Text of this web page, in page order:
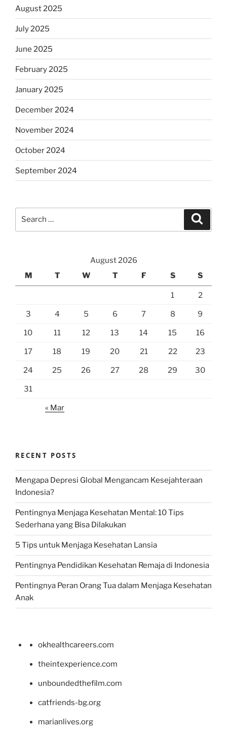
August 2025
July 2025
June 2025
February 2025
January 2025
December 2024
November 2024
October 2024
September 2024
August 2026
M
T W T F S S
1 2
3 4 5 6 7 8 9
10 11 12 13 14 15 16
17 18 19 20 21 22 23
24 25 26 27 28 29 30
31
« Mar
RECENT POSTS
Mengapa Depresi Global Mengancam Kesejahteraan
Indonesia?
Pentingnya Menjaga Kesehatan Mental: 10 Tips
Sederhana yang Bisa Dilakukan
5 Tips untuk Menjaga Kesehatan Lansia
Pentingnya Pendidikan Kesehatan Remaja di Indonesia
Pentingnya Peran Orang Tua dalam Menjaga Kesehatan
Anak
okhealthcareers.com
theintexperience.com
unboundedthefilm.com
catfriends-bg.org
marianlives.org